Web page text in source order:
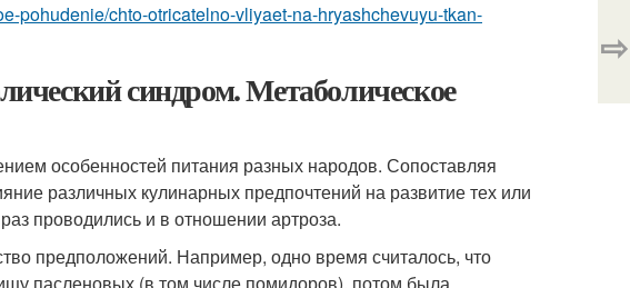
pohudenie/chto-otricatelno-vliyaet-na-hryashchevuyu-tkan-
синдром. Метаболическое
особенностей питания разных народов. Сопоставляя
различных кулинарных предпочтений на развитие тех или
проводились и в отношении артроза.
предположений. Например, одно время считалось, что
⇨